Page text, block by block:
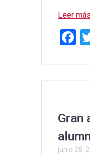
Leer más
F
b
o
k
Gran
junio 28,